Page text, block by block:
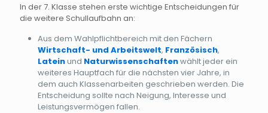
In der 7. Klasse stehen erste wichtige Entscheidungen für
die weitere Schullaufbahn an:
Aus dem Wahlpflichtbereich mit den Fächern
Wirtschaft- und Arbeitswelt, Französisch,
Lateinund Naturwissenschaftenwählt jeder ein
weiteres Hauptfach für die nächsten vier Jahre, in
dem auch Klassenarbeiten geschrieben werden. Die
Entscheidung sollte nach Neigung, Interesse und
Leistungsvermögen fallen.